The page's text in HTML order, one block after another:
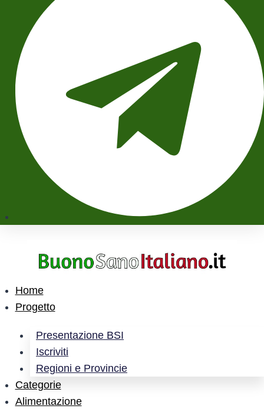
Home
Progetto
Presentazione BSI
Iscriviti
Regioni e Provincie
Categorie
Alimentazione